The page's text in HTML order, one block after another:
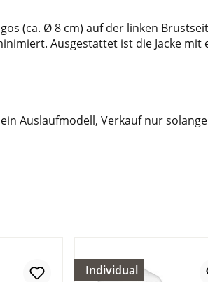
(ca. Ø 8 cm) auf der linken
Ausgestattet ist die Jacke
Auslaufmodell, Verkauf nur
Individual